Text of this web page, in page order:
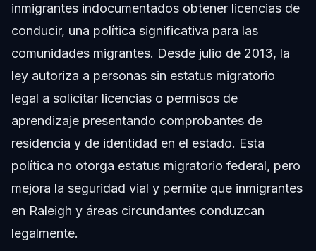
inmigrantes indocumentados obtener licencias de
conducir, una política significativa para las
comunidades migrantes. Desde julio de 2013, la
ley autoriza a personas sin estatus migratorio
legal a solicitar licencias o permisos de
aprendizaje presentando comprobantes de
residencia y de identidad en el estado. Esta
política no otorga estatus migratorio federal, pero
mejora la seguridad vial y permite que inmigrantes
en Raleigh y áreas circundantes conduzcan
legalmente.